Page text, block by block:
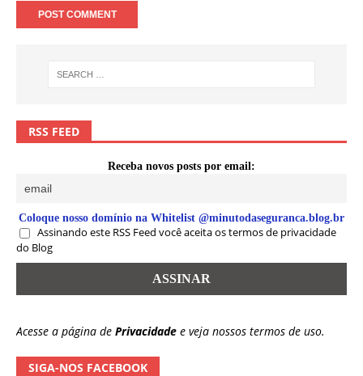
RSS FEED
Receba novos posts por email:
Coloque nosso domínio na Whitelist @minutodaseguranca.blog.br
Assinando este RSS Feed você aceita os termos de privacidade
do Blog
Acesse a página de Privacidade e veja nossos termos de uso.
SIGA-NOS FACEBOOK